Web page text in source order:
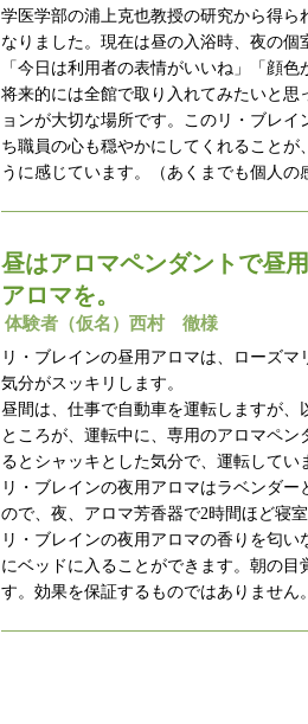
学医学部の浦上克也教授の研究から得ら
なりました。現在は昼の入浴時、夜の
「今日は利用者の表情がいいね」「顔
将来的には全館で取り入れてみたいと
ョンが大切な場所です。このリ・ブレ
ち職員の心も穏やかにしてくれること
うに感じています。（あくまでも個人の
昼はアロマペンダントで昼
アロマを。
体験者（仮名）西村 徹様
リ・ブレインの昼用アロマは、ローズマ
気分がスッキリします。
昼間は、仕事で自動車を運転しますが、
ところが、運転中に、専用のアロマペ
るとシャッキとした気分で、運転してい
リ・ブレインの夜用アロマはラベンダ
ので、夜、アロマ芳香器で2時間ほど寝
リ・ブレインの夜用アロマの香りを匂
にベッドに入ることができます。朝の
す。効果を保証するものではありません